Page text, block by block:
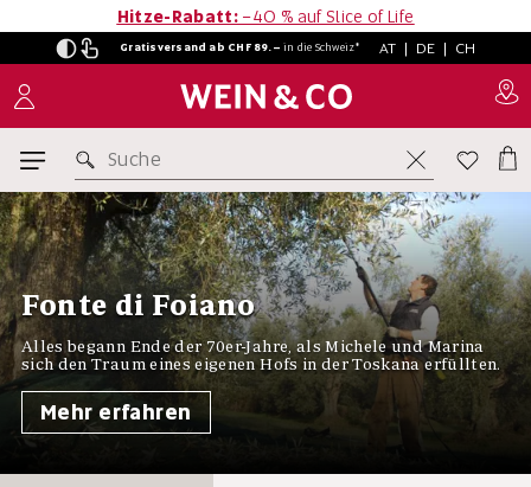
Hitze-Rabatt: −40 % auf Slice of Life
Gratisversand ab CHF 89.– in die Schweiz* AT | DE | CH
Suche
Fonte di Foiano
Alles begann Ende der 70er-Jahre, als Michele und Marina
sich den Traum eines eigenen Hofs in der Toskana erfüllten.
Mehr erfahren